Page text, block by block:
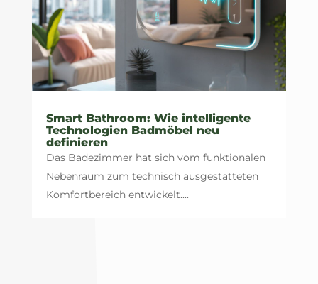
Smart Bathroom: Wie intelligente
Technologien Badmöbel neu
definieren
Das Badezimmer hat sich vom funktionalen
Nebenraum zum technisch ausgestatteten
Komfortbereich entwickelt....